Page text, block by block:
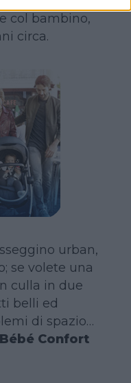
col bambino,
circa.
urban,
se volete una
culla in due
belli ed
di spazio…
Bébé Confort